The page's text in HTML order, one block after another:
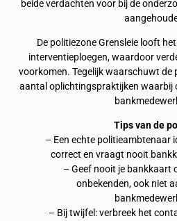
beide verdachten voor bij de
De politiezone Grensleie looft
interventieploegen, waardoor
voorkomen. Tegelijk waarschuwt de
aantal oplichtingspraktijken waarbij
Tips van de
– Een echte politieambtenaar
correct en vraagt nooit
– Geef nooit je bankkaart
onbekenden, ook niet
– Bij twijfel: verbreek het